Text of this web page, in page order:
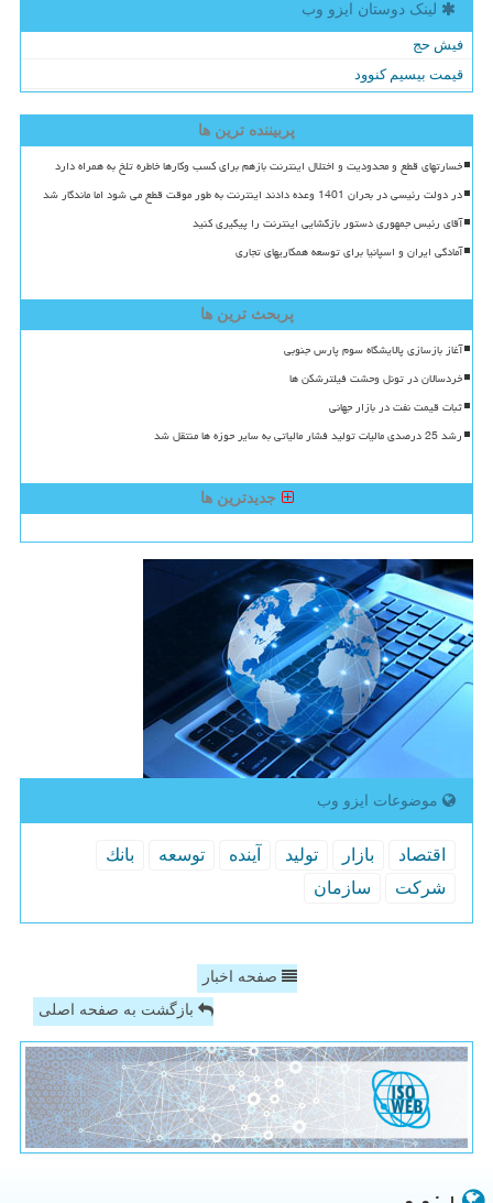
لینک دوستان ایزو وب
فیش حج
قیمت بیسیم کنوود
پربیننده ترین ها
خسارتهای قطع و محدودیت و اختلال اینترنت بازهم برای کسب وکارها خاطره تلخ به همراه دارد
در دولت رئیسی در بحران 1401 وعده دادند اینترنت به طور موقت قطع می شود اما ماندگار شد
آقای رئیس جمهوری دستور بازگشایی اینترنت را پیگیری کنید
آمادگی ایران و اسپانیا برای توسعه همکاریهای تجاری
پربحث ترین ها
آغاز بازسازی پالایشگاه سوم پارس جنوبی
خردسالان در تونل وحشت فیلترشکن ها
ثبات قیمت نفت در بازار جهانی
رشد 25 درصدی مالیات تولید فشار مالیاتی به سایر حوزه ها منتقل شد
جدیدترین ها
موضوعات ایزو وب
اقتصاد بازار تولید آینده توسعه
بانك
شركت
سازمان
صفحه اخبار
بازگشت به صفحه اصلی